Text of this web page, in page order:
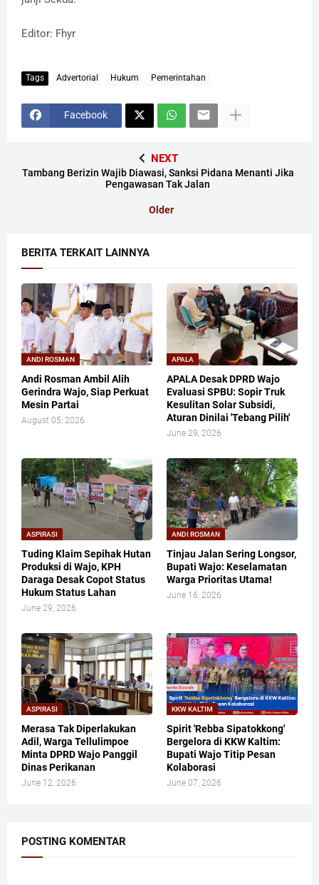
Editor: Fhyr
Tags Advertorial Hukum Pemerintahan
Facebook
NEXT
Tambang Berizin Wajib Diawasi, Sanksi Pidana Menanti Jika
Pengawasan Tak Jalan
Older
BERITA TERKAIT LAINNYA
ANDI ROSMAN
Andi Rosman Ambil Alih
Gerindra Wajo, Siap Perkuat
Mesin Partai
August 05, 2026
APALA
APALA Desak DPRD Wajo
Evaluasi SPBU: Sopir Truk
Kesulitan Solar Subsidi,
Aturan Dinilai 'Tebang Pilih'
June 29, 2026
ASPIRASI
Tuding Klaim Sepihak Hutan
Produksi di Wajo, KPH
Daraga Desak Copot Status
Hukum Status Lahan
June 29, 2026
ANDI ROSMAN
Tinjau Jalan Sering Longsor,
Bupati Wajo: Keselamatan
Warga Prioritas Utama!
June 16, 2026
ASPIRASI
Merasa Tak Diperlakukan
Adil, Warga Tellulimpoe
Minta DPRD Wajo Panggil
Dinas Perikanan
June 12, 2026
KKW KALTIM
​Spirit 'Rebba Sipatokkong'
Bergelora di KKW Kaltim:
Bupati Wajo Titip Pesan
Kolaborasi
June 07, 2026
POSTING KOMENTAR